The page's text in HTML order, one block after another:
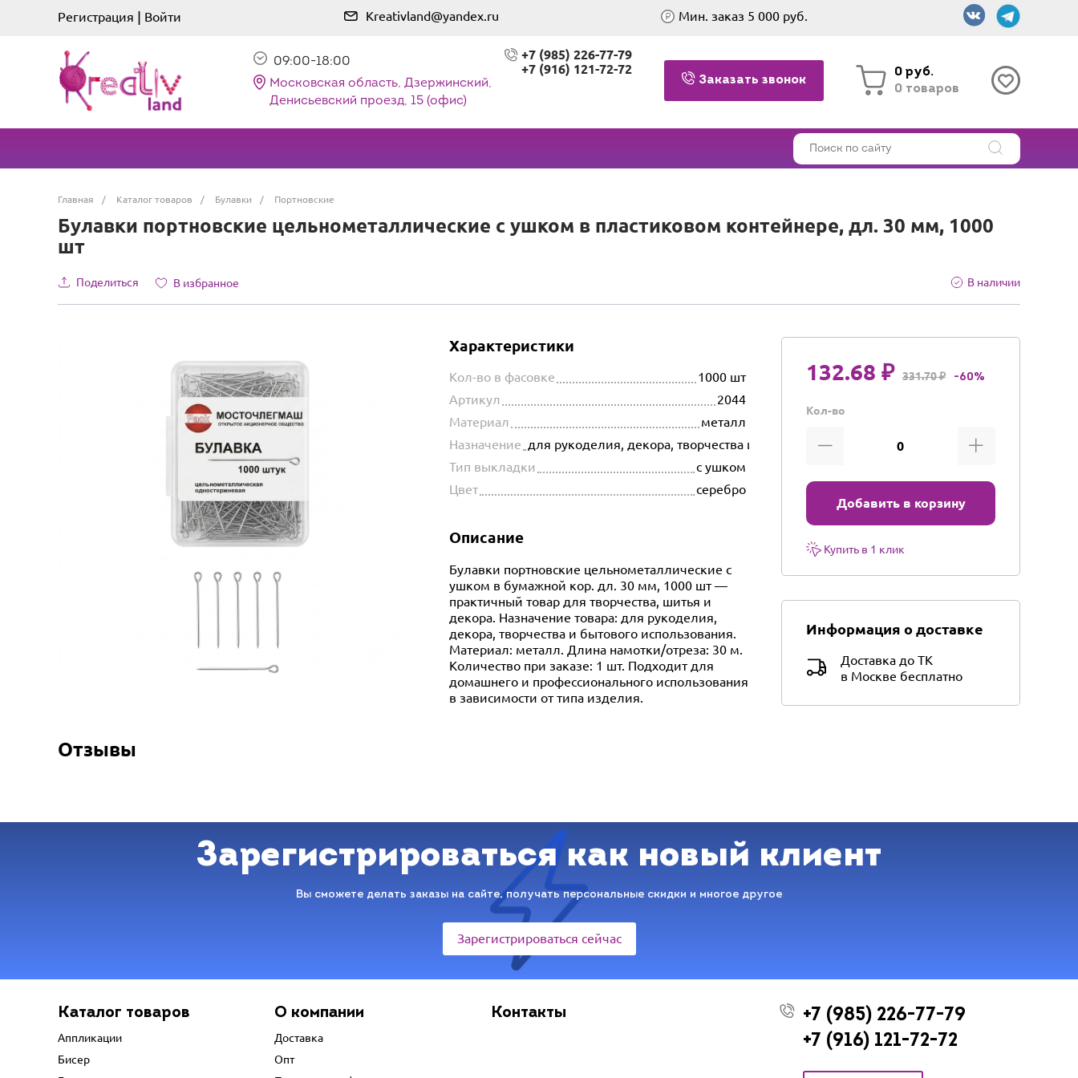
Регистрация | Войти Kreativland@yandex.ru Мин. заказ 5 000 руб.
09:00-18:00
Московская область, Дзержинский,
Денисьевский проезд, 15 (офис)
+7 (985) 226-77-79
+7 (916) 121-72-72
Заказать звонок
0 руб.
0 товаров
Главная / Каталог товаров / Булавки / Портновские
Булавки портновские цельнометаллические с ушком в пластиковом контейнере, дл. 30 мм, 1000
шт
Поделиться В избранное В наличии
Характеристики
Кол-во в фасовке
1000 шт
Артикул
2044
Материал
металл
Назначение для рукоделия, декора, творчества и бытового использования
Тип выкладки
с ушком
Цвет
серебро
Описание
Булавки портновские цельнометаллические с
ушком в бумажной кор. дл. 30 мм, 1000 шт —
практичный товар для творчества, шитья и
декора. Назначение товара: для рукоделия,
декора, творчества и бытового использования.
Материал: металл. Длина намотки/отреза: 30 м.
Количество при заказе: 1 шт. Подходит для
домашнего и профессионального использования
в зависимости от типа изделия.
132.68 ₽ 331.70 ₽ -60%
Кол-во
Добавить в корзину
Купить в 1 клик
Информация о доставке
Доставка до ТК
в Москве бесплатно
Отзывы
Зарегистрироваться как новый клиент
Вы сможете делать заказы на сайте, получать персональные скидки и многое другое
Зарегистрироваться сейчас
Каталог товаров
Аппликации
Бисер
О компании
Доставка
Опт
Контакты
+7 (985) 226-77-79
+7 (916) 121-72-72